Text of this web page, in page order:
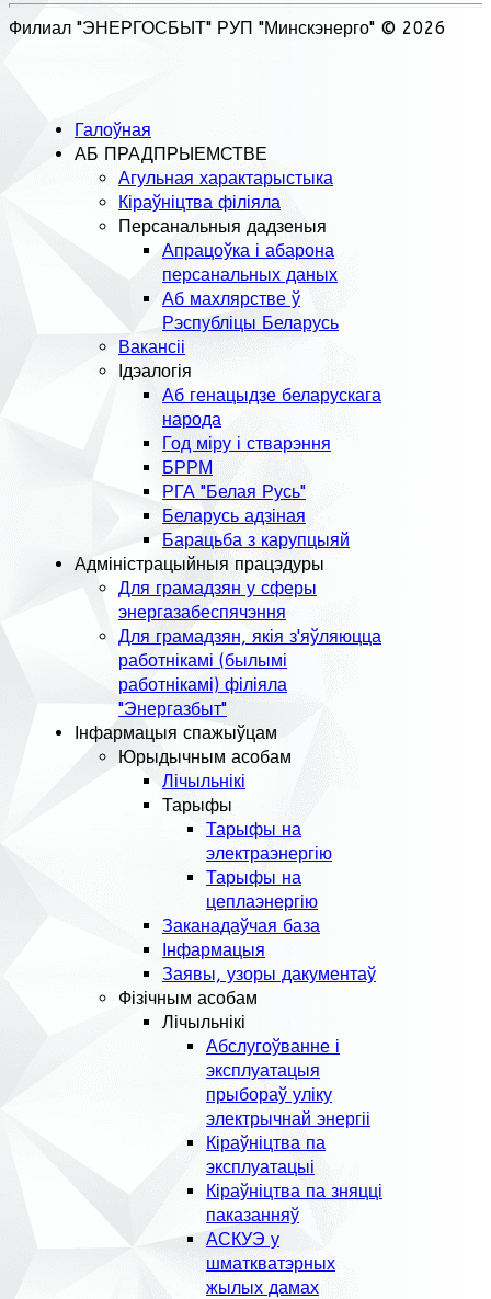
Филиал "ЭНЕРГОСБЫТ" РУП "Минскэнерго" © 2026
Галоўная
АБ ПРАДПРЫЕМСТВЕ
Агульная характарыстыка
Кіраўніцтва філіяла
Персанальныя дадзеныя
Апрацоўка і абарона
персанальных даных
Аб махлярстве ў
Рэспубліцы Беларусь
Вакансіі
Ідэалогія
Аб генацыдзе беларускага
народа
Год міру і стварэння
БРРМ
РГА "Белая Русь"
Беларусь адзіная
Барацьба з карупцыяй
Адміністрацыйныя працэдуры
Для грамадзян у сферы
энергазабеспячэння
Для грамадзян, якія з'яўляюцца
работнікамі (былымі
работнікамі) філіяла
"Энергазбыт"
Інфармацыя спажыўцам
Юрыдычным асобам
Лічыльнікі
Тарыфы
Тарыфы на
электраэнергію
Тарыфы на
цеплаэнергію
Заканадаўчая база
Інфармацыя
Заявы, узоры дакументаў
Фізічным асобам
Лічыльнікі
Абслугоўванне і
эксплуатацыя
прыбораў уліку
электрычнай энергіі
Кіраўніцтва па
эксплуатацыі
Кіраўніцтва па зняцці
паказанняў
АСКУЭ у
шматкватэрных
жылых дамах